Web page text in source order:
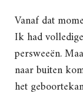
Vanaf dat
Ik had
persweeën.
naar buiten
het